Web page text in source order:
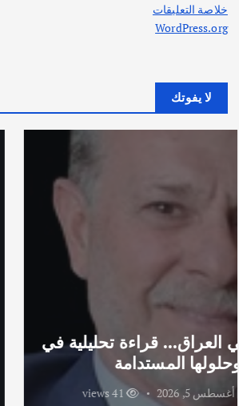
خلاصة التعليقات
WordPress.org
لا يفوتك
أهم الأخبار
اختتام ورشة السينوغرافيا في
الاماراتية
By وطن برس أغسطس 3, 2026